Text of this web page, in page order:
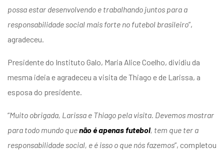
possa estar desenvolvendo e trabalhando juntos para a
responsabilidade social mais forte no futebol brasileiro”,
agradeceu.
Presidente do Instituto Galo, Maria Alice Coelho, dividiu da
mesma ideia e agradeceu a visita de Thiago e de Larissa, a
esposa do presidente.
“Muito obrigada, Larissa e Thiago pela visita. Devemos mostrar
para todo mundo quenão é apenas futebol, tem que ter a
responsabilidade social, e é isso o que nós fazemos”, completou